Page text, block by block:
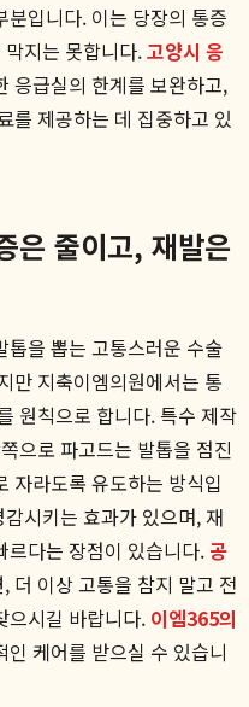
입니다. 이는 당장의 통증
지는 못합니다.고양시 응
응급실의 한계를 보완하고,
를 제공하는 데 집중하고 있
은 줄이고, 재발은
을 뽑는 고통스러운 수술
만 지축이엠의원에서는 통
원칙으로 합니다. 특수 제작
으로 파고드는 발톱을 점진
자라도록 유도하는 방식입
시키는 효과가 있으며, 재
르다는 장점이 있습니다. 공
더 이상 고통을 참지 말고 전
으시길 바랍니다. 이엠365의
케어를 받으실 수 있습니